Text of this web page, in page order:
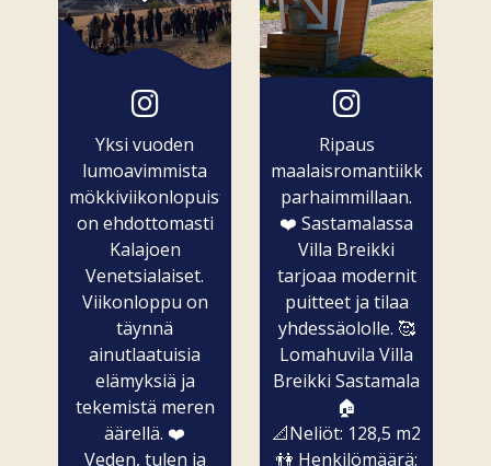
Yksi vuoden
lumoavimmista
mökkiviikonlopuista
on ehdottomasti
Kalajoen
Venetsialaiset.
Viikonloppu on
täynnä
ainutlaatuisia
elämyksiä ja
tekemistä meren
äärellä. ❤️
Veden, tulen ja
Ripaus
maalaisromantiikkaa
parhaimmillaan.
❤️ Sastamalassa
Villa Breikki
tarjoaa modernit
puitteet ja tilaa
yhdessäololle. 🥰
Lomahuvila Villa
Breikki Sastamala
🏠
📐Neliöt: 128,5 m2
👫 Henkilömäärä: